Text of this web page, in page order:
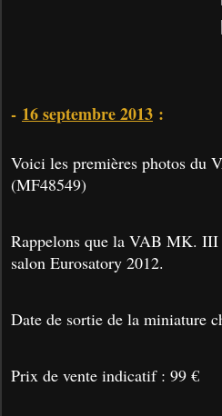
- 16 septembre 2013 :
Voici les premières photos du
(MF48549)
Rappelons que la VAB MK. III
salon Eurosatory 2012.
Date de sortie de la miniature
Prix de vente indicatif : 99 €